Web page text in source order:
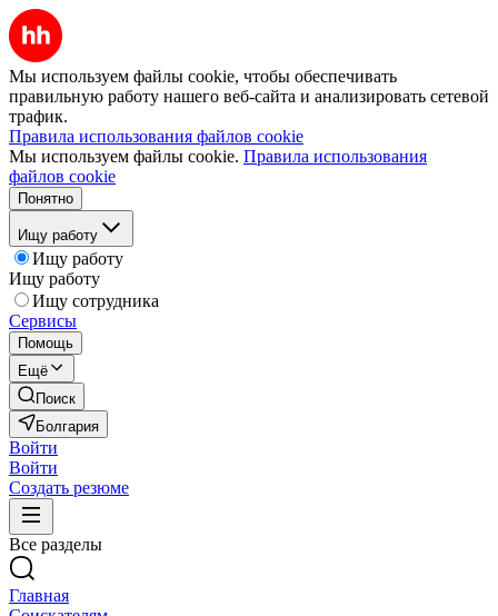
Мы используем файлы cookie, чтобы обеспечивать
правильную работу нашего веб-сайта и анализировать сетевой
трафик.
Правила использования файлов cookie
Мы используем файлы cookie. Правила использования
файлов cookie
Понятно
Ищу работу
Ищу работу
Ищу работу
Ищу сотрудника
Сервисы
Помощь
Ещё
Поиск
Болгария
Войти
Войти
Создать резюме
Все разделы
Главная